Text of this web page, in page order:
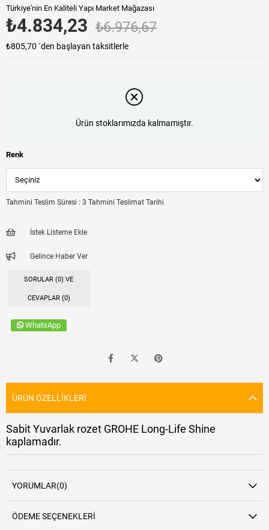
Türkiye'nin En Kaliteli Yapı Market Mağazası
₺6.976,67
₺4.834,23
₺805,70 `den başlayan taksitlerle
Ürün stoklarımızda kalmamıştır.
Renk
Tahmini Teslim Süresi : 3 Tahmini Teslimat Tarihi
İstek Listeme Ekle
Gelince Haber Ver
SORULAR (0) VE
CEVAPLAR (0)
WhatsApp
ÜRÜN ÖZELLIKLERI
Sabit Yuvarlak rozet GROHE Long-Life Shine
kaplamadır.
YORUMLAR(0)
ÖDEME SEÇENEKLERI